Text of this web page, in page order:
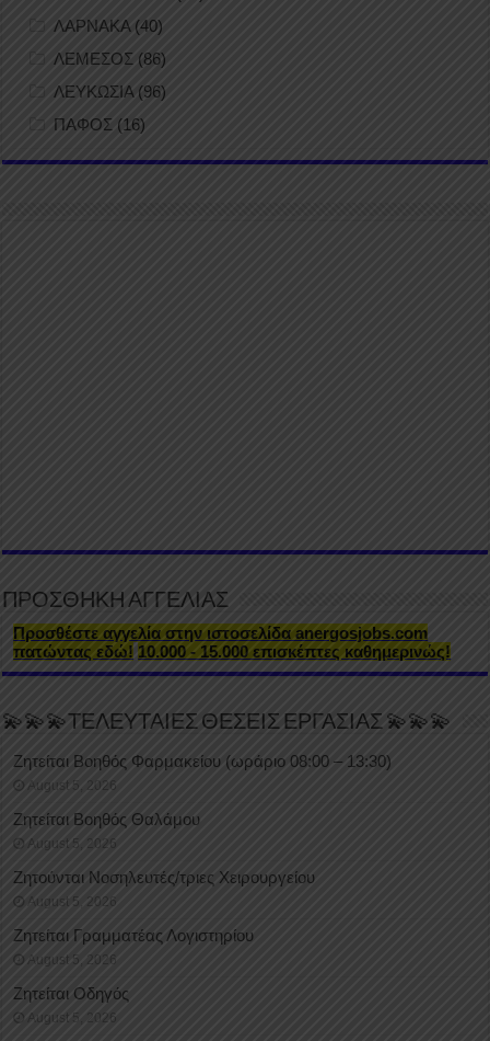
ΛΑΡΝΑΚΑ(40)
ΛΕΜΕΣΟΣ (86)
ΛΕΥΚΩΣΙΑ(96)
ΠΑΦΟΣ (16)
ΠΡΟΣΘΗΚΗ ΑΓΓΕΛΙΑΣ
Προσθέστε αγγελία στην ιστοσελίδα anergosjobs.com
πατώντας εδώ! 10.000 - 15.000 επισκέπτες καθημερινώς!
💫💫💫ΤΕΛΕΥΤΑΙΕΣ ΘΕΣΕΙΣ ΕΡΓΑΣΙΑΣ 💫💫💫
Ζητείται Βοηθός Φαρμακείου (ωράριο 08:00 – 13:30)
August 5, 2026
Ζητείται Βοηθός Θαλάμου
August 5, 2026
Ζητούνται Νοσηλευτές/τριες Χειρουργείου
August 5, 2026
Ζητείται Γραμματέας Λογιστηρίου
August 5, 2026
Ζητείται Οδηγός
August 5, 2026